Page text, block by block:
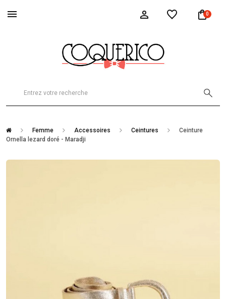
0
Femme Accessoires Ceintures
Ceinture
Ornella lezard doré - Maradji